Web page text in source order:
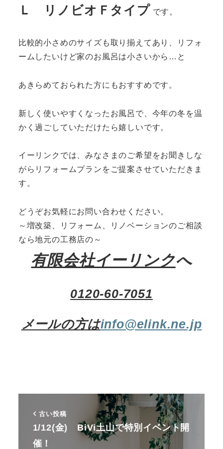
Ｌ リノビオＦタイプ です。
比較的小さめのサイズも取り揃えてあり、リフォ
ームしたいけど家のお風呂は小さいから…と
あきらめておられた方にもおすすめです。
新しく使いやすくなったお風呂で、今年の冬を温
かく過ごしていただけたら嬉しいです。
イーリンクでは、みなさまのご希望をお聞きしな
がらリフォームプランをご提案させていただきま
す。
どうぞお気軽にお問い合わせください。
～増改築、リフォーム、リノベーションのご相談
なら地元の工務店の～
有限会社イーリンクへ
0120-60-7051
メールの方はinfo@elink.ne.jp
古い投稿
1/12(金) BiVi土山で特別イベント開
催！